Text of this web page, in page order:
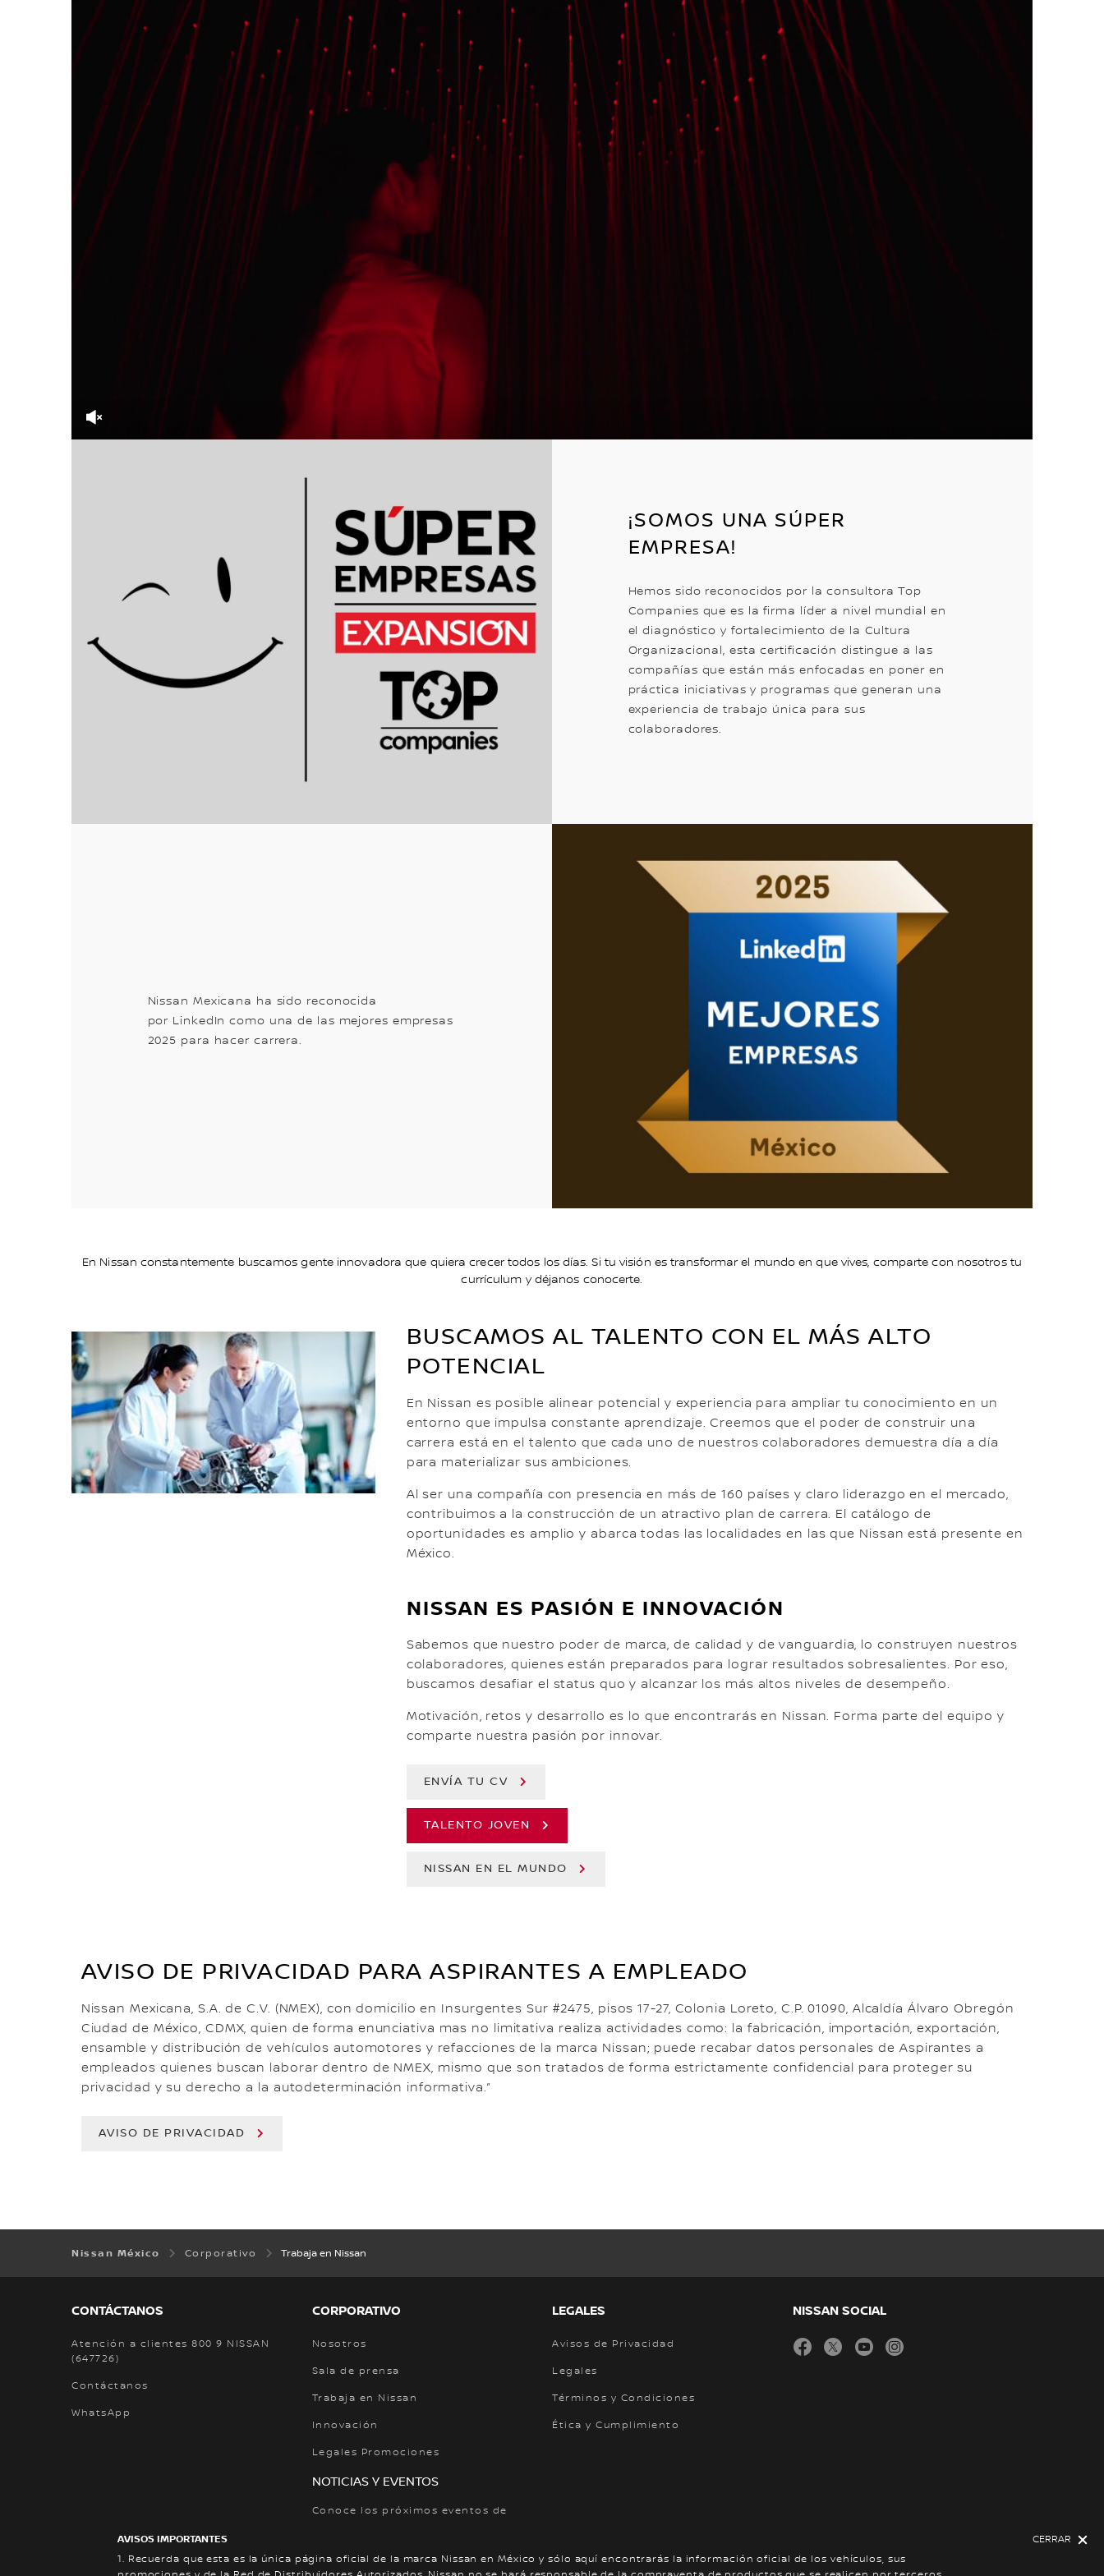
AVISOS IMPORTANTES
1. Recuerda que esta es la única página oficial de la marca Nissan en México y sólo aquí encontrarás la información oficial de los vehículos, sus
CERRAR
¡SOMOS UNA SÚPER
EMPRESA!
Hemos sido reconocidos por la consultora Top
Companies que es la firma líder a nivel mundial en
el diagnóstico y fortalecimiento de la Cultura
Organizacional, esta certificación distingue a las
compañías que están más enfocadas en poner en
práctica iniciativas y programas que generan una
experiencia de trabajo única para sus
colaboradores.
Nissan Mexicana ha sido reconocida
por LinkedIn como una de las mejores empresas
2025 para hacer carrera.
En Nissan constantemente buscamos gente innovadora que quiera crecer todos los días. Si tu visión es transformar el mundo en que vives, comparte con nosotros tu
currículum y déjanos conocerte.
BUSCAMOS AL TALENTO CON EL MÁS ALTO
POTENCIAL
En Nissan es posible alinear potencial y experiencia para ampliar tu conocimiento en un
entorno que impulsa constante aprendizaje. Creemos que el poder de construir una
carrera está en el talento que cada uno de nuestros colaboradores demuestra día a día
para materializar sus ambiciones.
Al ser una compañía con presencia en más de 160 países y claro liderazgo en el mercado,
contribuimos a la construcción de un atractivo plan de carrera. El catálogo de
oportunidades es amplio y abarca todas las localidades en las que Nissan está presente en
México.
NISSAN ES PASIÓN E INNOVACIÓN
Sabemos que nuestro poder de marca, de calidad y de vanguardia, lo construyen nuestros
colaboradores, quienes están preparados para lograr resultados sobresalientes. Por eso,
buscamos desafiar el status quo y alcanzar los más altos niveles de desempeño.
Motivación, retos y desarrollo es lo que encontrarás en Nissan. Forma parte del equipo y
comparte nuestra pasión por innovar.
ENVÍA TU CV
TALENTO JOVEN
NISSAN EN EL MUNDO
AVISO DE PRIVACIDAD PARA ASPIRANTES A EMPLEADO
Nissan Mexicana, S.A. de C.V. (NMEX), con domicilio en Insurgentes Sur #2475, pisos 17-27, Colonia Loreto, C.P. 01090, Alcaldía Álvaro Obregón
Ciudad de México, CDMX, quien de forma enunciativa mas no limitativa realiza actividades como: la fabricación, importación, exportación,
ensamble y distribución de vehículos automotores y refacciones de la marca Nissan; puede recabar datos personales de Aspirantes a
empleados quienes buscan laborar dentro de NMEX, mismo que son tratados de forma estrictamente confidencial para proteger su
privacidad y su derecho a la autodeterminación informativa.”
AVISO DE PRIVACIDAD
Nissan México Corporativo Trabaja en Nissan
CONTÁCTANOS
Atención a clientes 800 9 NISSAN
(647726)
Contáctanos
WhatsApp
CORPORATIVO
Nosotros
Sala de prensa
Trabaja en Nissan
Innovación
Legales Promociones
NOTICIAS Y EVENTOS
Conoce los próximos eventos de
Noticias y Promociones
LEGALES
Avisos de Privacidad
Legales
Términos y Condiciones
Ética y Cumplimiento
NISSAN SOCIAL
facebook
twitteryoutube